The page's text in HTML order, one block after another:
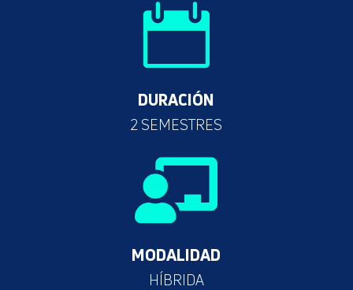

DURACIÓN
2 SEMESTRES

MODALIDAD
HÍBRIDA